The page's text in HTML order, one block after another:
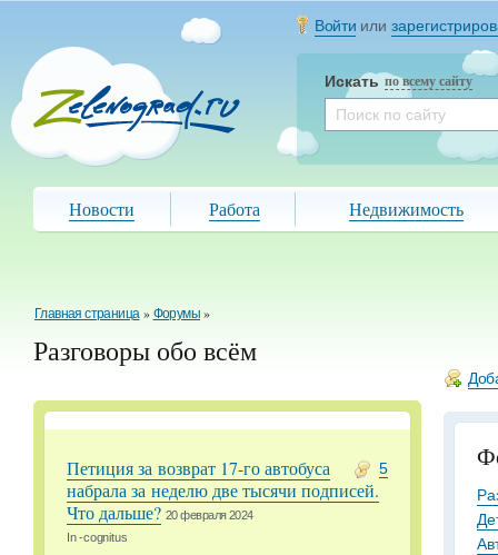
Войти или
Искать по всему сайту
Новости Работа Недвижимость
Главная страница »Форумы»
Разговоры обо всём
5
Петиция за возврат 17-го автобуса
набрала за неделю две тысячи подписей.
Что дальше? 20 февраля 2024
In -cognitus